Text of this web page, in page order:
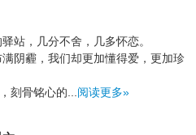
站，几分不舍，几多怀恋。
阴霾，我们却更加懂得爱，更加珍
刻骨铭心的... 阅读更多»